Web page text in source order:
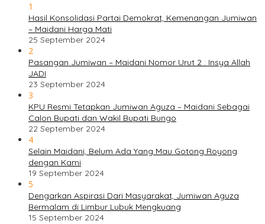
1
Hasil Konsolidasi Partai Demokrat, Kemenangan Jumiwan
– Maidani Harga Mati
25 September 2024
2
Pasangan Jumiwan – Maidani Nomor Urut 2 : Insya Allah
JADI
23 September 2024
3
KPU Resmi Tetapkan Jumiwan Aguza – Maidani Sebagai
Calon Bupati dan Wakil Bupati Bungo
22 September 2024
4
Selain Maidani, Belum Ada Yang Mau Gotong Royong
dengan Kami
19 September 2024
5
Dengarkan Aspirasi Dari Masyarakat, Jumiwan Aguza
Bermalam di Limbur Lubuk Mengkuang
15 September 2024